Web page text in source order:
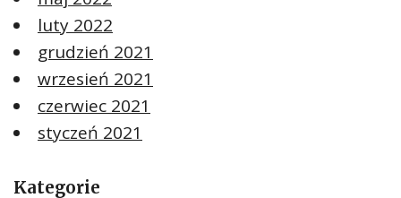
luty 2022
grudzień 2021
wrzesień 2021
czerwiec 2021
styczeń 2021
Kategorie